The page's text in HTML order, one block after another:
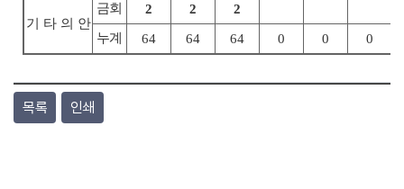
기타의 안
금회 2 2
2
누계
64 64 64 0 0 0
목록 인쇄